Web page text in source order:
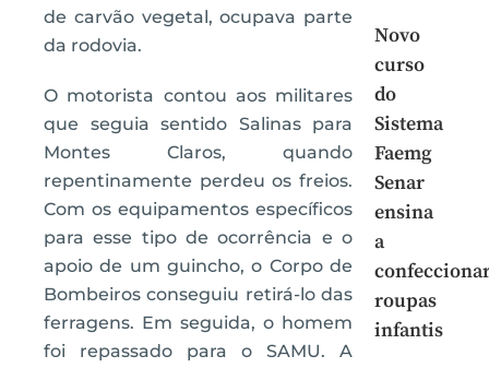
de carvão vegetal, ocupava parte
da rodovia.
O motorista contou aos militares
que seguia sentido Salinas para
Montes Claros, quando
repentinamente perdeu os freios.
Com os equipamentos específicos
para esse tipo de ocorrência e o
apoio de um guincho, o Corpo de
Bombeiros conseguiu retirá-lo das
ferragens. Em seguida, o homem
foi repassado para o SAMU. A
Novo
curso
do
Sistema
Faemg
Senar
ensina
a
roupas
infantis